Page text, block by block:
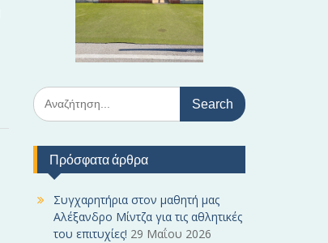
S
e
r
Πρόσφατα άρθρα
Συγχαρητήρια στον μαθητή μας
Αλέξανδρο Μίντζα για τις αθλητικές
του επιτυχίες! 29 Μαΐου 2026